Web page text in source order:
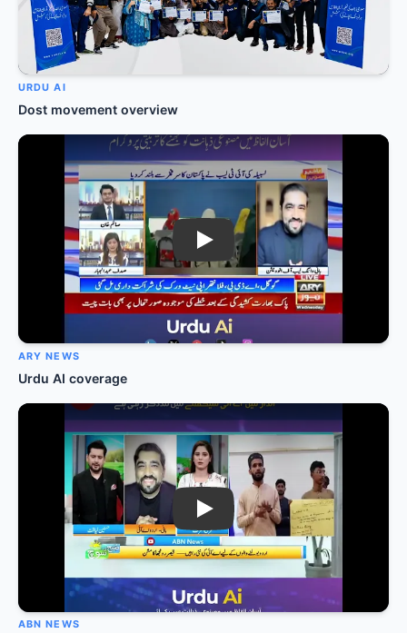
URDU AI
Dost movement overview
Play: Urdu AI on ARY News
ARY NEWS
Urdu AI coverage
Play: Urdu AI on ABN News
ABN NEWS